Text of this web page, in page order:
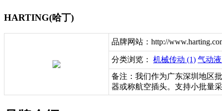
HARTING(哈丁)
品牌网站：http://
分类浏览： 机械传动 (1) 气动
备注：我们作为广东深圳地区
器或称航空插头。支持小批量